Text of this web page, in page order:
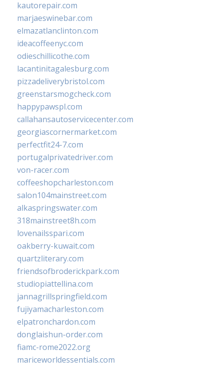
kautorepair.com
marjaeswinebar.com
elmazatlanclinton.com
ideacoffeenyc.com
odieschillicothe.com
lacantinitagalesburg.com
pizzadeliverybristol.com
greenstarsmogcheck.com
happypawspl.com
callahansautoservicecenter.com
georgiascornermarket.com
perfectfit24-7.com
portugalprivatedriver.com
von-racer.com
coffeeshopcharleston.com
salon104mainstreet.com
alkaspringswater.com
318mainstreet8h.com
lovenailsspari.com
oakberry-kuwait.com
quartzliterary.com
friendsofbroderickpark.com
studiopiattellina.com
jannagrillspringfield.com
fujiyamacharleston.com
elpatronchardon.com
donglaishun-order.com
fiamc-rome2022.org
mariceworldessentials.com